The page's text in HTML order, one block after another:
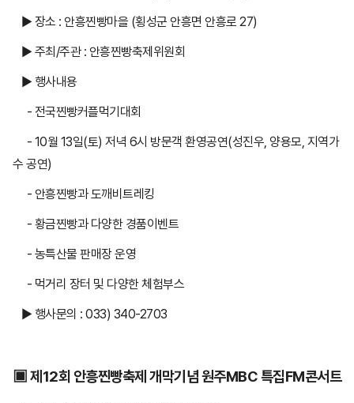
▶ 장소 : 안흥찐빵마을 (횡성군 안흥면 안흥로 27)
▶ 주최/주관 : 안흥찐빵축제위원회
▶ 행사내용
- 전국찐빵커플먹기대회
- 10월 13일(토) 저녁 6시 방문객 환영공연(성진우, 양용모, 지역가
수 공연)
- 안흥찐빵과 도깨비트레킹
- 황금찐빵과 다양한 경품이벤트
- 농특산물 판매장 운영
- 먹거리 장터 및 다양한 체험부스
▶ 행사문의 : 033) 340-2703
▣ 제12회 안흥찐빵축제 개막기념 원주MBC 특집FM콘서트